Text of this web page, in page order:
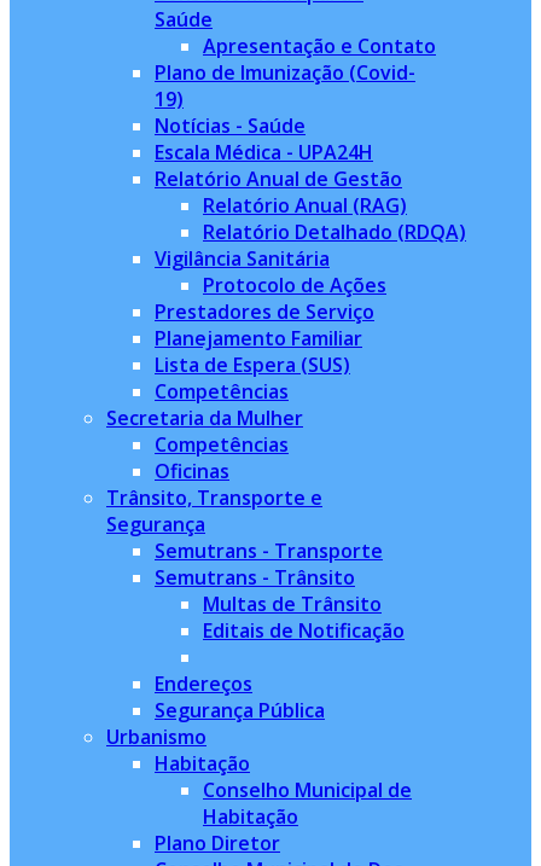
Saúde
Apresentação e Contato
Plano de Imunização (Covid-
19)
Notícias - Saúde
Escala Médica - UPA24H
Relatório Anual de Gestão
Relatório Anual (RAG)
Relatório Detalhado (RDQA)
Vigilância Sanitária
Protocolo de Ações
Prestadores de Serviço
Planejamento Familiar
Lista de Espera (SUS)
Competências
Secretaria da Mulher
Competências
Oficinas
Trânsito, Transporte e
Segurança
Semutrans - Transporte
Semutrans - Trânsito
Multas de Trânsito
Editais de Notificação
Endereços
Segurança Pública
Urbanismo
Habitação
Conselho Municipal de
Habitação
Plano Diretor